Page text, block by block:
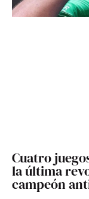
Cuatro
la última
campeón